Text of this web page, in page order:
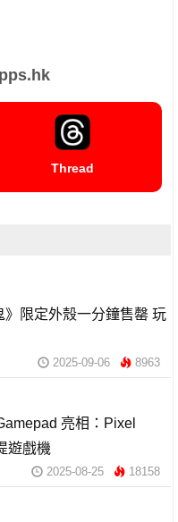
Thread
》限定外殼一分鐘售罄 玩
2025-09-06 8963
亮相：Pixel
遊戲機
2025-08-25 18158